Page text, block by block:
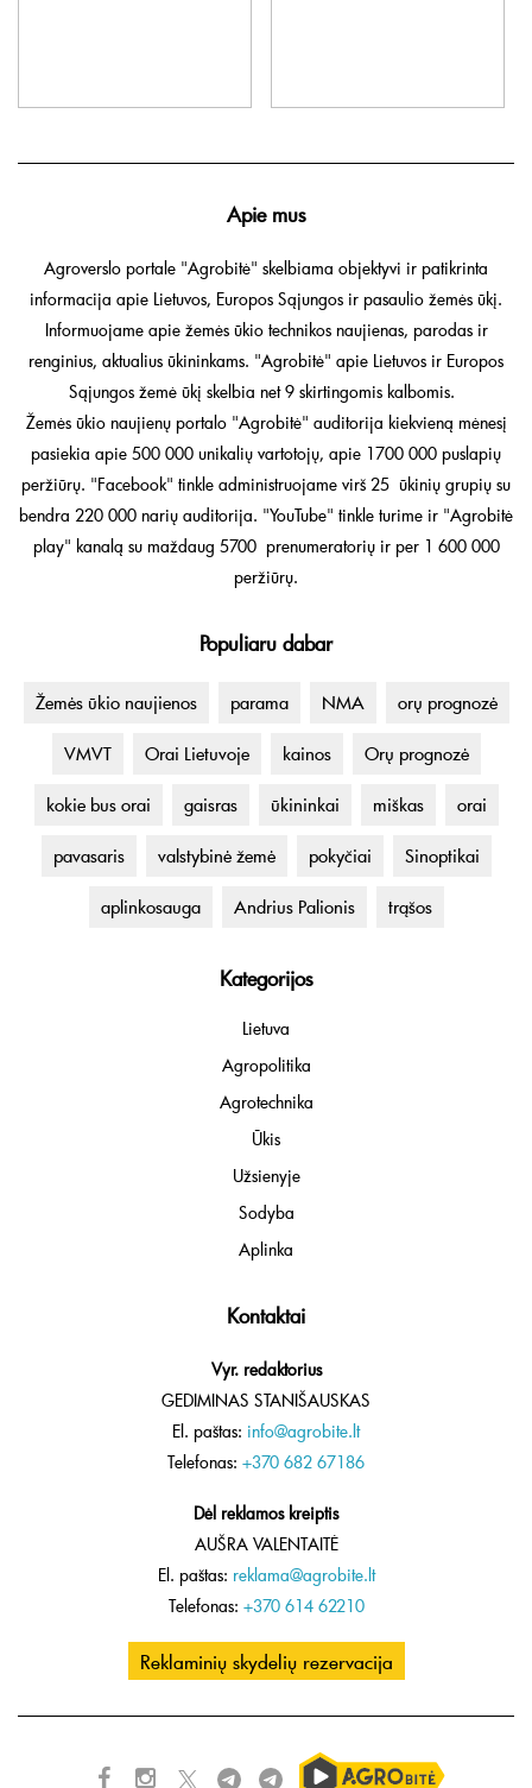
Apie mus
Agroverslo portale "Agrobitė" skelbiama objektyvi ir patikrinta
informacija apie Lietuvos, Europos Sąjungos ir pasaulio žemės ūkį.
Informuojame apie žemės ūkio technikos naujienas, parodas ir
renginius, aktualius ūkininkams. "Agrobitė" apie Lietuvos ir Europos
Sąjungos žemė ūkį skelbia net 9 skirtingomis kalbomis.
Žemės ūkio naujienų portalo "Agrobitė" auditorija kiekvieną mėnesį
pasiekia apie 500 000 unikalių vartotojų, apie 1700 000 puslapių
peržiūrų. "Facebook" tinkle administruojame virš 25 ūkinių grupių su
bendra 220 000 narių auditorija. "YouTube" tinkle turime ir "Agrobitė
play" kanalą su maždaug 5700 prenumeratorių ir per 1 600 000
peržiūrų.
Populiaru dabar
Žemės ūkio naujienos parama NMA orų prognozė
VMVT Orai Lietuvoje kainos Orų prognozė
kokie bus orai gaisras ūkininkai miškas orai
pavasaris valstybinė žemė pokyčiai Sinoptikai
aplinkosauga Andrius Palionis trąšos
Kategorijos
Lietuva
Agropolitika
Agrotechnika
Ūkis
Užsienyje
Sodyba
Aplinka
Kontaktai
Vyr. redaktorius
GEDIMINAS STANIŠAUSKAS
El. paštas: info@agrobite.lt
Telefonas: +370 682 67186
Dėl reklamos kreiptis
AUŠRA VALENTAITĖ
El. paštas: reklama@agrobite.lt
Telefonas: +370 614 62210
Reklaminių skydelių rezervacija